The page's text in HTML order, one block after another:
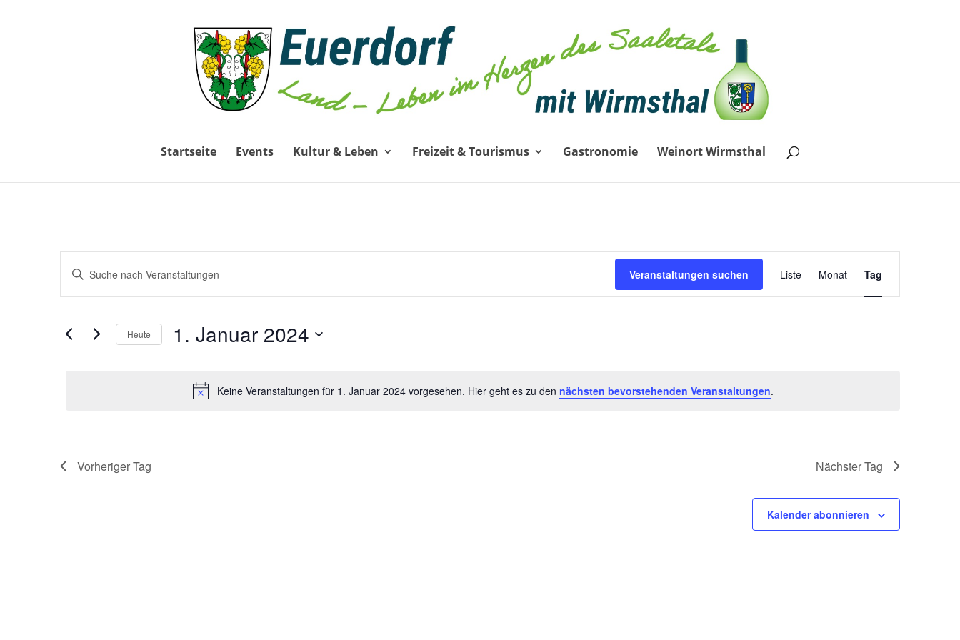
Startseite Events Kultur & Leben Freizeit & Tourismus Gastronomie Weinort Wirmsthal
Veranstaltungen
für
Januar
Hinweis
Keine Veranstaltungen für 1. Januar 2024 vorgesehen. Hier geht es zu den nächsten bevorstehenden Veranstaltungen.
Veranstaltungen
Suche
Ansichten,
Navigation
Bitte
Schlüsselwort
Suche
Veranstaltungen suchen
Ansichten-
Navigation
Liste Monat Tag
Heute 1. Januar 2024
wählen.
Vorheriger Tag Nächster Tag
Kalender abonnieren